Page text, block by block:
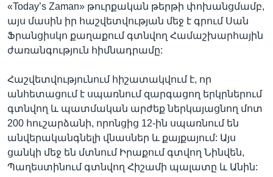
«Today’s Zaman» թուրքական թերթի փոխանցմամբ,
այս մասին իր հաշվետվության մեջ է գրում Սան
Ֆրանցիսկո քաղաքում գտնվող Համաշխարհային
ժառանգություն հիմնադրամը:
Հաշվետվությունում հիշատակվում է, որ
անհետացում է սպառնում զարգացող երկրներում
գտնվող և պատմական արժեք ներկայացնող մոտ
200 հուշարձանի, որոնցից 12-ին սպառնում են
անվերականգնելի վնասներ և քայքայում: Այս
ցանկի մեջ են մտնում Իրաքում գտվող Նինվեն,
Պաղեստինում գտնվող Հիշամի պալատը և Անին: